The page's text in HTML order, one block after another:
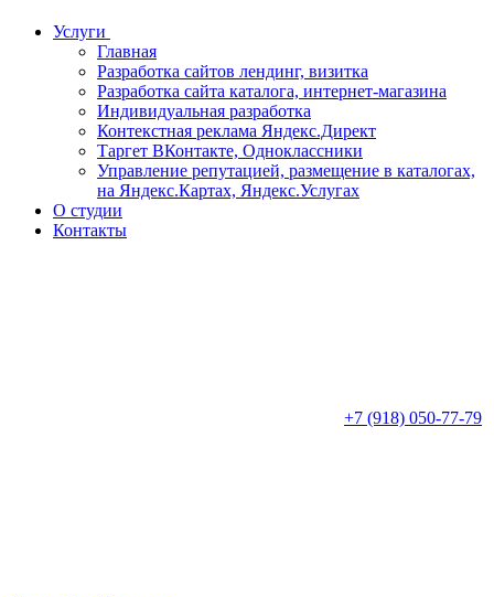
Услуги
Главная
Разработка сайтов лендинг, визитка
Разработка сайта каталога, интернет-магазина
Индивидуальная разработка
Контекстная реклама Яндекс.Директ
Таргет ВКонтакте, Одноклассники
Управление репутацией, размещение в каталогах,
на Яндекс.Картах, Яндекс.Услугах
О студии
Контакты
+7 (918) 050-77-79